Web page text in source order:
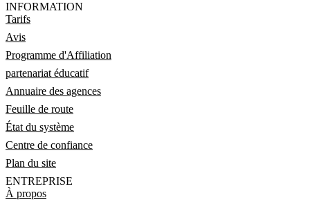
INFORMATION
Tarifs
Avis
Programme d'Affiliation
partenariat éducatif
Annuaire des agences
Feuille de route
État du système
Centre de confiance
Plan du site
ENTREPRISE
À propos